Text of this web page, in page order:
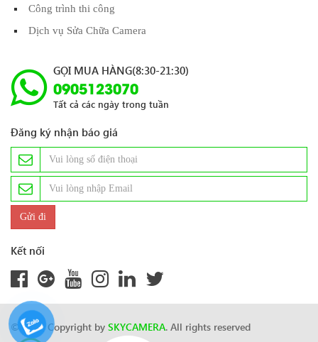
Công trình thi công
Dịch vụ Sửa Chữa Camera
GỌI MUA HÀNG(8:30-21:30)
0905123070
Tất cả các ngày trong tuần
Đăng ký nhận báo giá
Kết nối
© 2024 Copyright by SKYCAMERA. All rights reserved